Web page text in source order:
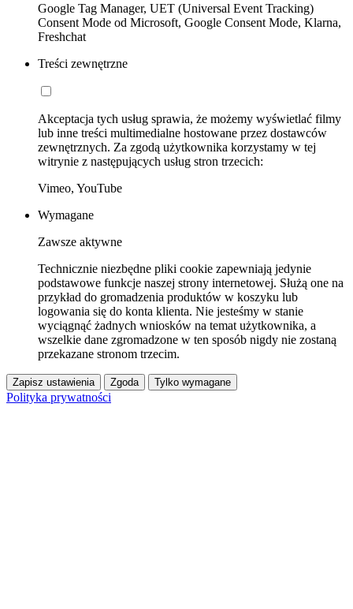
Google Tag Manager, UET (Universal Event Tracking)
Consent Mode od Microsoft, Google Consent Mode, Klarna,
Freshchat
Treści zewnętrzne
Akceptacja tych usług sprawia, że możemy wyświetlać filmy
lub inne treści multimedialne hostowane przez dostawców
zewnętrznych. Za zgodą użytkownika korzystamy w tej
witrynie z następujących usług stron trzecich:
Vimeo, YouTube
Wymagane
Zawsze aktywne
Technicznie niezbędne pliki cookie zapewniają jedynie
podstawowe funkcje naszej strony internetowej. Służą one na
przykład do gromadzenia produktów w koszyku lub
logowania się do konta klienta. Nie jesteśmy w stanie
wyciągnąć żadnych wniosków na temat użytkownika, a
wszelkie dane zgromadzone w ten sposób nigdy nie zostaną
przekazane stronom trzecim.
Zapisz ustawienia Zgoda Tylko wymagane
Polityka prywatności